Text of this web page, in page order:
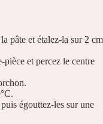
pâte et étalez-la sur 2 cm
pièce et percez le centre
égouttez-les sur une